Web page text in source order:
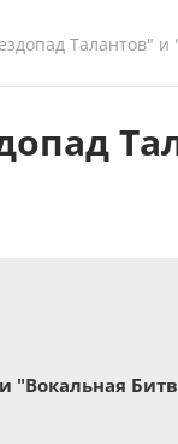
Талантов"
"Вокальная